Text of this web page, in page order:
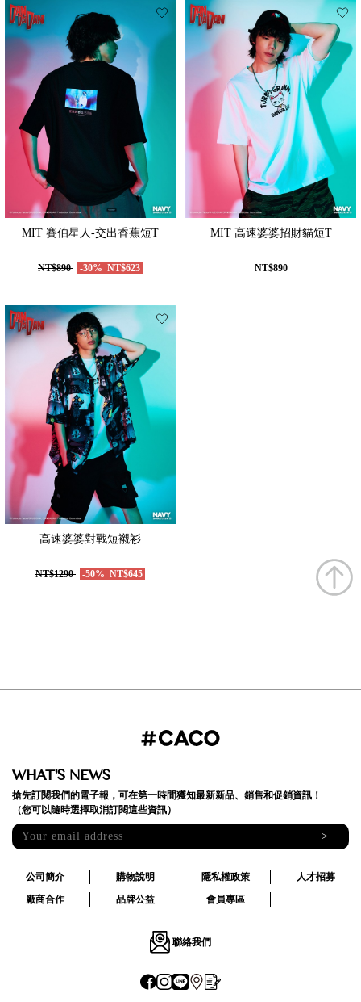
MIT 賽伯星人-交出香蕉短T
NT$890 -30% NT$623
MIT 高速婆婆招財貓短T
NT$890
高速婆婆對戰短襯衫
NT$1290 -50% NT$645
WHAT'S NEWS
搶先訂閱我們的電子報，可在第一時間獲知最新新品、銷售和促銷資訊！
（您可以隨時選擇取消訂閱這些資訊）
>
公司簡介 購物說明 隱私權政策
人才招募
廠商合作
品牌公益 會員專區
聯絡我們